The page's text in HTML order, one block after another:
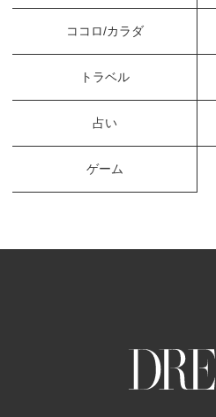
ココロ/カラダ
トラベル
占い
ゲーム